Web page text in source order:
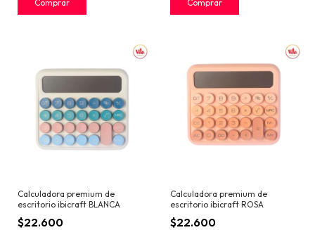
Calculadora premium de
escritorio ibicraft BLANCA
$22.600
Calculadora premium de
escritorio ibicraft ROSA
$22.600